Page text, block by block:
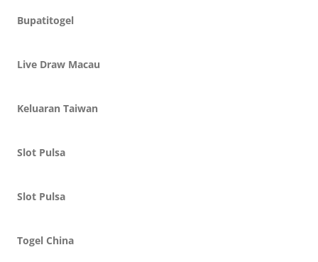
Bupatitogel
Live Draw Macau
Keluaran Taiwan
Slot Pulsa
Slot Pulsa
Togel China